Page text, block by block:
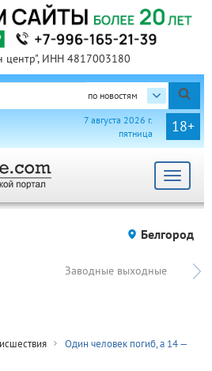
центр", ИНН 4817003180
по новостям
18+
7 августа 2026 г.
пятница
Toggle
Белгород
Заводные выходные
Один человек погиб, а 14 —